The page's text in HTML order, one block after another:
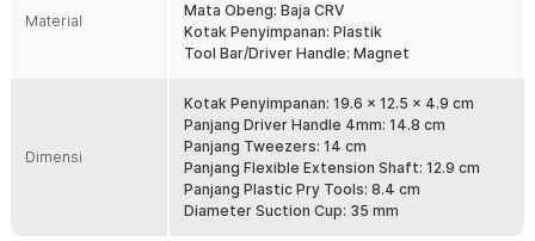
Servis Perangkat Elektronik Kecil
Dengan desain presisi, set PINTUDY ini ideal digunakan untuk
menyervis perangkat elektronik kecil, laptop yang membutuhkan
drone dengan bagian mini, hingga kacamata dengan sekrup
berukuran sangat kecil. Desain presisi ini membuat pekerjaan
servis lebih aman, cepat, dan hasilnya lebih optimal.
Pemasangan Bit Obeng Mudah
Salah satu fitur unggulan adalah magnetic tool bar yang
memungkinkan bit obeng dipasang atau dilepas dengan mudah,
Material
Mata Obeng: Baja CRV
Kotak Penyimpanan: Plastik
Tool Bar/Driver Handle: Magnet
Dimensi
Kotak Penyimpanan: 19.6 x 12.5 x 4.9 cm
Panjang Driver Handle 4mm: 14.8 cm
Panjang Tweezers: 14 cm
Panjang Flexible Extension Shaft: 12.9 cm
Panjang Plastic Pry Tools: 8.4 cm
Diameter Suction Cup: 35 mm